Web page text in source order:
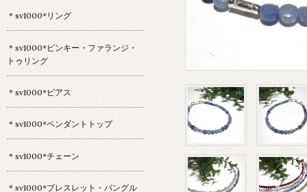
＊sv1000*リング
＊sv1000*ピンキー・ファランジ・
トゥリング
＊sv1000*ピアス
＊sv1000*ペンダントトップ
＊sv1000*チェーン
＊sv1000*ブレスレット・バングル